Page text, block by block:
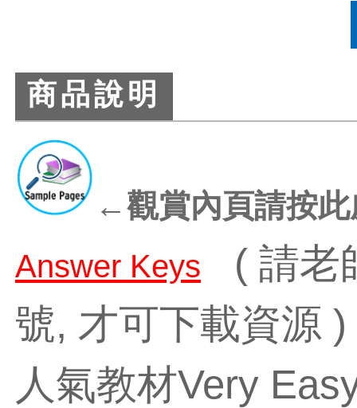
商品說明
←觀賞內頁請按
Answer Keys
( 請老
號, 才可下載資源 )
人氣教材Very